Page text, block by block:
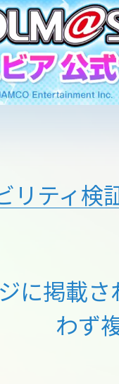
リティ検
に掲載
わず